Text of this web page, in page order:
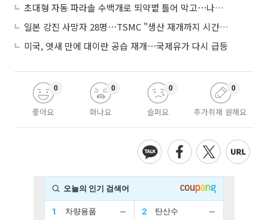
초대형 자동 파라솔 수백개로 뙤약볕 틀어 막고⋯나라별 폭염 생존법
일본 강진 사망자 28명⋯TSMC "생산 재개까지 시간 필요해"
미국, 엿새 만에 대이란 공습 재개⋯국제유가 다시 급등
좋아요
0
화나요
0
슬퍼요
0
추가취재 원해요
0